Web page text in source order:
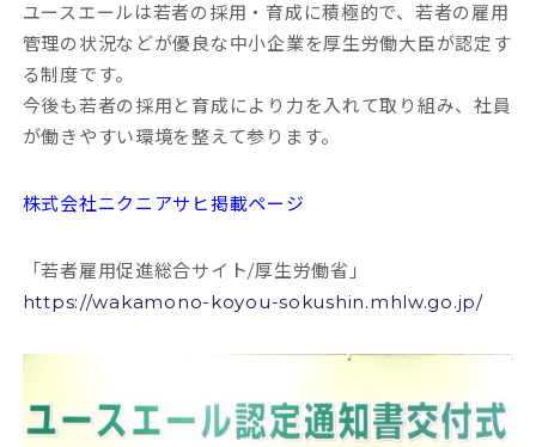
ユースエールは若者の採用・育成に積極的で、若者の雇用
管理の状況などが優良な中小企業を厚生労働大臣が認定す
る制度です。
今後も若者の採用と育成により力を入れて取り組み、社員
が働きやすい環境を整えて参ります。
株式会社ニクニアサヒ掲載ページ
「若者雇用促進総合サイト/厚生労働省」
https://wakamono-koyou-sokushin.mhlw.go.jp/